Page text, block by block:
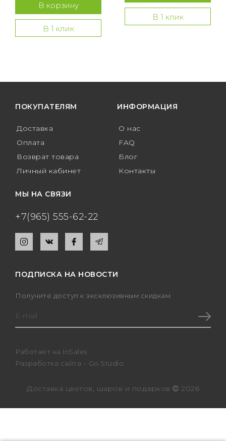
В корзину
В 1 клик
В 1 клик
ПОКУПАТЕЛЯМ
Доставка
Оплата
Возврат товара
Личный кабинет
ИНФОРМАЦИЯ
О нас
FAQ
Блог
Контакты
МЫ НА СВЯЗИ
+7(965) 555-62-22
ПОДПИСКА НА НОВОСТИ
Получите доступ к эксклюзивным скидкам
Работает на InSales
Разработка сайта – Go.Studio
Доставка цветов, шаров и подарков 2026